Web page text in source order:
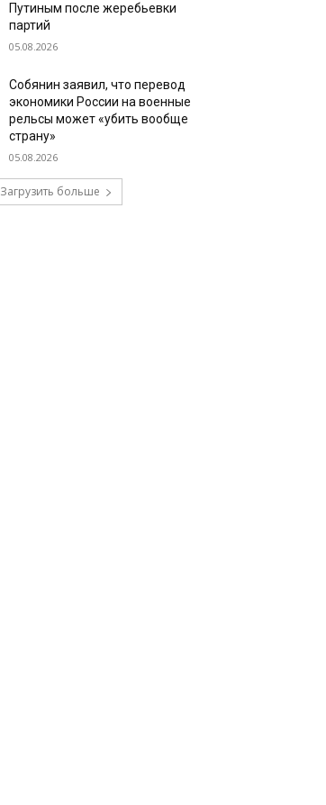
Путиным после жеребьевки
партий
05.08.2026
Собянин заявил, что перевод
экономики России на военные
рельсы может «убить вообще
страну»
05.08.2026
Загрузить больше